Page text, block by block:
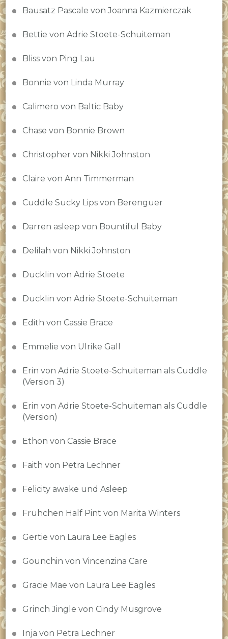
Bausatz Pascale von Joanna Kazmierczak
Bettie von Adrie Stoete-Schuiteman
Bliss von Ping Lau
Bonnie von Linda Murray
Calimero von Baltic Baby
Chase von Bonnie Brown
Christopher von Nikki Johnston
Claire von Ann Timmerman
Cuddle Sucky Lips von Berenguer
Darren asleep von Bountiful Baby
Delilah von Nikki Johnston
Ducklin von Adrie Stoete
Ducklin von Adrie Stoete-Schuiteman
Edith von Cassie Brace
Emmelie von Ulrike Gall
Erin von Adrie Stoete-Schuiteman als Cuddle
(Version 3)
Erin von Adrie Stoete-Schuiteman als Cuddle
(Version)
Ethon von Cassie Brace
Faith von Petra Lechner
Felicity awake und Asleep
Frühchen Half Pint von Marita Winters
Gertie von Laura Lee Eagles
Gounchin von Vincenzina Care
Gracie Mae von Laura Lee Eagles
Grinch Jingle von Cindy Musgrove
Inja von Petra Lechner